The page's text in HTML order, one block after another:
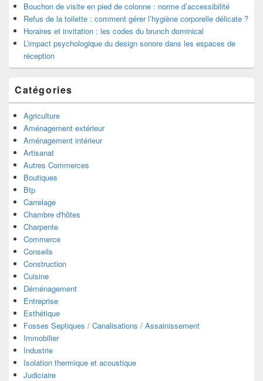
Bouchon de visite en pied de colonne : norme d’accessibilité
Refus de la toilette : comment gérer l’hygiène corporelle délicate ?
Horaires et invitation : les codes du brunch dominical
L’impact psychologique du design sonore dans les espaces de
réception
Catégories
Agriculture
Aménagement extérieur
Aménagement intérieur
Artisanat
Autres Commerces
Boutiques
Btp
Carrelage
Chambre d'hôtes
Charpente
Commerce
Conseils
Construction
Cuisine
Déménagement
Entreprise
Esthétique
Fosses Septiques / Canalisations / Assainissement
Immobilier
Industrie
Isolation thermique et acoustique
Judiciaire